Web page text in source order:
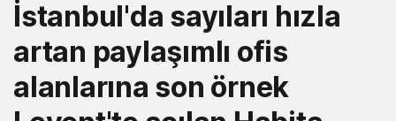
İstanbul'da sayıları hızla
artan paylaşımlı ofis
alanlarına son örnek